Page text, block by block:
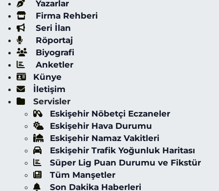
Yazarlar
Firma Rehberi
Seri İlan
Röportaj
Biyografi
Anketler
Künye
İletişim
Servisler
Eskişehir Nöbetçi Eczaneler
Eskişehir Hava Durumu
Eskişehir Namaz Vakitleri
Eskişehir Trafik Yoğunluk Haritası
Süper Lig Puan Durumu ve Fikstür
Tüm Manşetler
Son Dakika Haberleri